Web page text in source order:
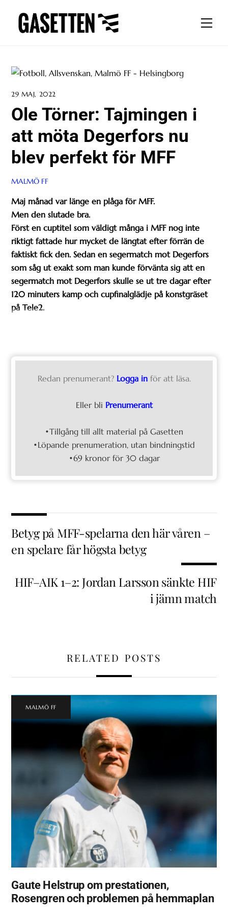
content
29 MAJ, 2022
Ole Törner: Tajmingen i
att möta Degerfors nu
blev perfekt för MFF
MALMÖ FF
Maj månad var länge en plåga för MFF.
Men den slutade bra.
Först en cuptitel som väldigt många i MFF nog inte
riktigt fattade hur mycket de längtat efter förrän de
faktiskt fick den. Sedan en segermatch mot Degerfors
som såg ut exakt som man kunde förvänta sig att en
segermatch mot Degerfors skulle se ut tre dagar efter
120 minuters kamp och cupfinalglädje på konstgräset
på Tele2.
Redan prenumerant? Logga in för att läsa.
Eller bli Prenumerant
•Tillgång till allt material på Gasetten
•Löpande prenumeration, utan bindningstid
•69 kronor för 30 dagar
Betyg på MFF-spelarna den här våren –
en spelare får högsta betyg
HIF–AIK 1–2: Jordan Larsson sänkte HIF
i jämn match
RELATED POSTS
MALMÖ FF
Gaute Helstrup om prestationen,
Rosengren och problemen på hemmaplan